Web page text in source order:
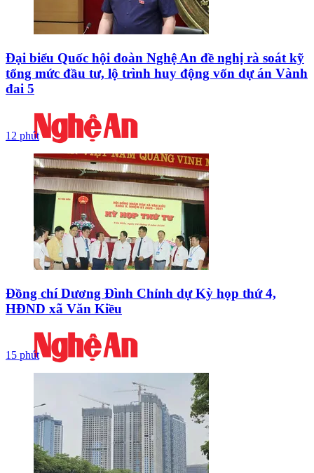
Đại biểu Quốc hội đoàn Nghệ An đề nghị rà soát kỹ
tổng mức đầu tư, lộ trình huy động vốn dự án Vành
đai 5
12 phút
Đồng chí Dương Đình Chỉnh dự Kỳ họp thứ 4,
HĐND xã Văn Kiều
15 phút